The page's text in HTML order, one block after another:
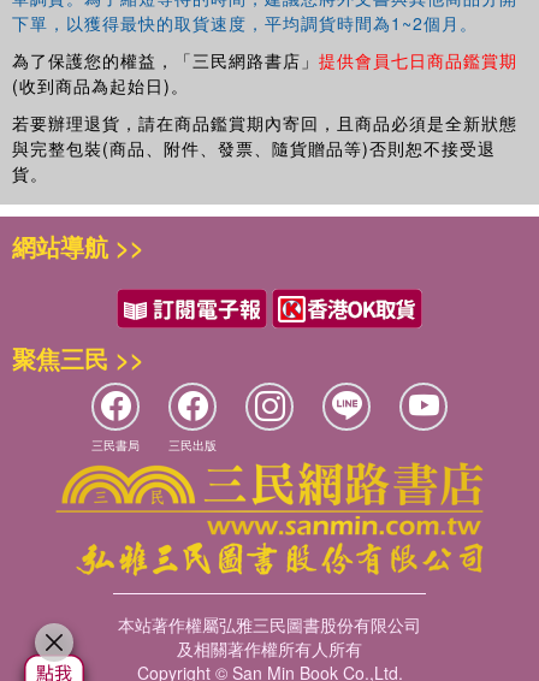
下單，以獲得最快的取貨速度，平均調貨時間為1~2個月。
為了保護您的權益，「三民網路書店」 提供會員七日商品鑑賞期
(收到商品為起始日)。
若要辦理退貨，請在商品鑑賞期內寄回，且商品必須是全新狀態
與完整包裝(商品、附件、發票、隨貨贈品等)否則恕不接受退
貨。
網站導航 >>
聚焦三民 >>
三民書局 三民出版
本站著作權屬弘雅三民圖書股份有限公司
及相關著作權所有人所有
Copyright © San Min Book Co.,Ltd.